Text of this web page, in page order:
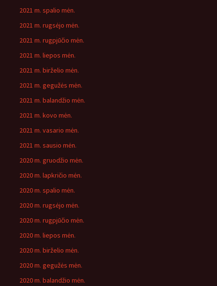
2021 m. spalio mėn.
2021 m. rugsėjo mėn.
2021 m. rugpjūčio mėn.
2021 m. liepos mėn.
2021 m. birželio mėn.
2021 m. gegužės mėn.
2021 m. balandžio mėn.
2021 m. kovo mėn.
2021 m. vasario mėn.
2021 m. sausio mėn.
2020 m. gruodžio mėn.
2020 m. lapkričio mėn.
2020 m. spalio mėn.
2020 m. rugsėjo mėn.
2020 m. rugpjūčio mėn.
2020 m. liepos mėn.
2020 m. birželio mėn.
2020 m. gegužės mėn.
2020 m. balandžio mėn.